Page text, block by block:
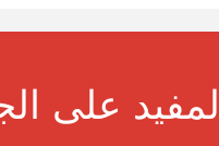
على